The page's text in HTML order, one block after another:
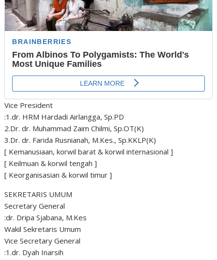
Vice President
:1.dr. HRM Hardadi Airlangga, Sp.PD
2.Dr. dr. Muhammad Zaim Chilmi, Sp.OT(K)
3.Dr. dr. Farida Rusnianah, M.Kes., Sp.KKLP(K)
[ Kemanusiaan, korwil barat & korwil internasional ]
[ Keilmuan & korwil tengah ]
[ Keorganisasian & korwil timur ]
SEKRETARIS UMUM
Secretary General
:dr. Dripa Sjabana, M.Kes
Wakil Sekretaris Umum
Vice Secretary General
:1.dr. Dyah Inarsih